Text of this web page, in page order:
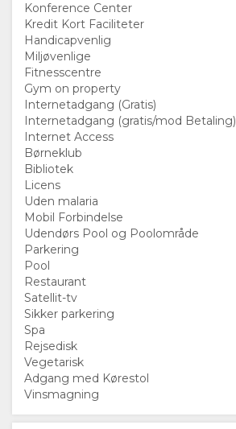
DOKUMENTER
GALLERI
BILLEDER
VIDEOER
KORT
BELIGGENHED
VEJLEDNING
KONTAKT
SKIFT
SPROG
TYSK
SPANSK
FRANSK
ITALIENSK
HOLLANDSK
Konference Center
Kredit Kort Faciliteter
Handicapvenlig
Miljøvenlige
Fitnesscentre
Gym on property
Internetadgang (Gratis)
Internetadgang (gratis/mod Betaling)
Internet Access
Børneklub
Bibliotek
Licens
Uden malaria
Mobil Forbindelse
Udendørs Pool og Poolområde
Parkering
Pool
Restaurant
Satellit-tv
Sikker parkering
Spa
Rejsedisk
Vegetarisk
Adgang med Kørestol
Vinsmagning